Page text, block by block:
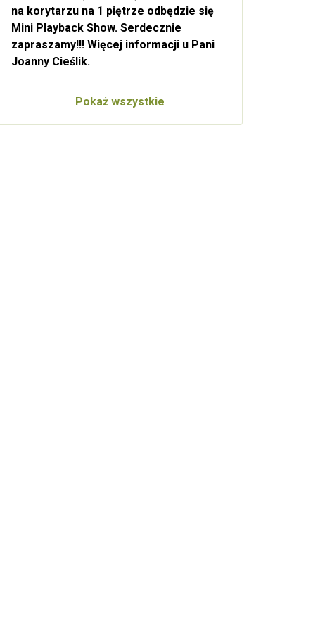
na korytarzu na 1 piętrze odbędzie się
Mini Playback Show. Serdecznie
zapraszamy!!! Więcej informacji u Pani
Joanny Cieślik.
Pokaż wszystkie